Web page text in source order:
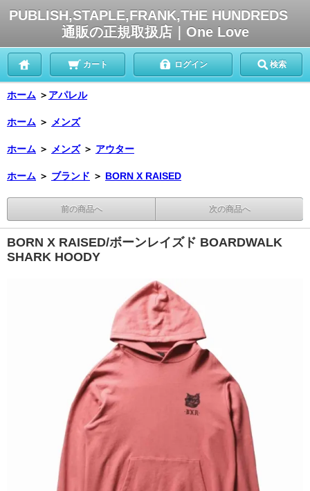
PUBLISH,STAPLE,FRANK,THE HUNDREDS
通販の正規取扱店｜One Love
カート ログイン 検索
ホーム ＞ アパレル
ホーム ＞ メンズ
ホーム ＞ メンズ ＞ アウター
ホーム ＞ ブランド ＞ BORN X RAISED
前の商品へ 次の商品へ
BORN X RAISED/ボーンレイズド BOARDWALK
SHARK HOODY